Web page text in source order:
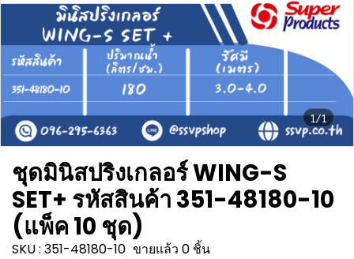
1/1
ชุดมินิสปริงเกลอร์ WING-S
SET+ รหัสสินค้า 351-48180-10
(แพ็ค 10 ชุด)
SKU : 351-48180-10 ขายแล้ว 0 ชิ้น